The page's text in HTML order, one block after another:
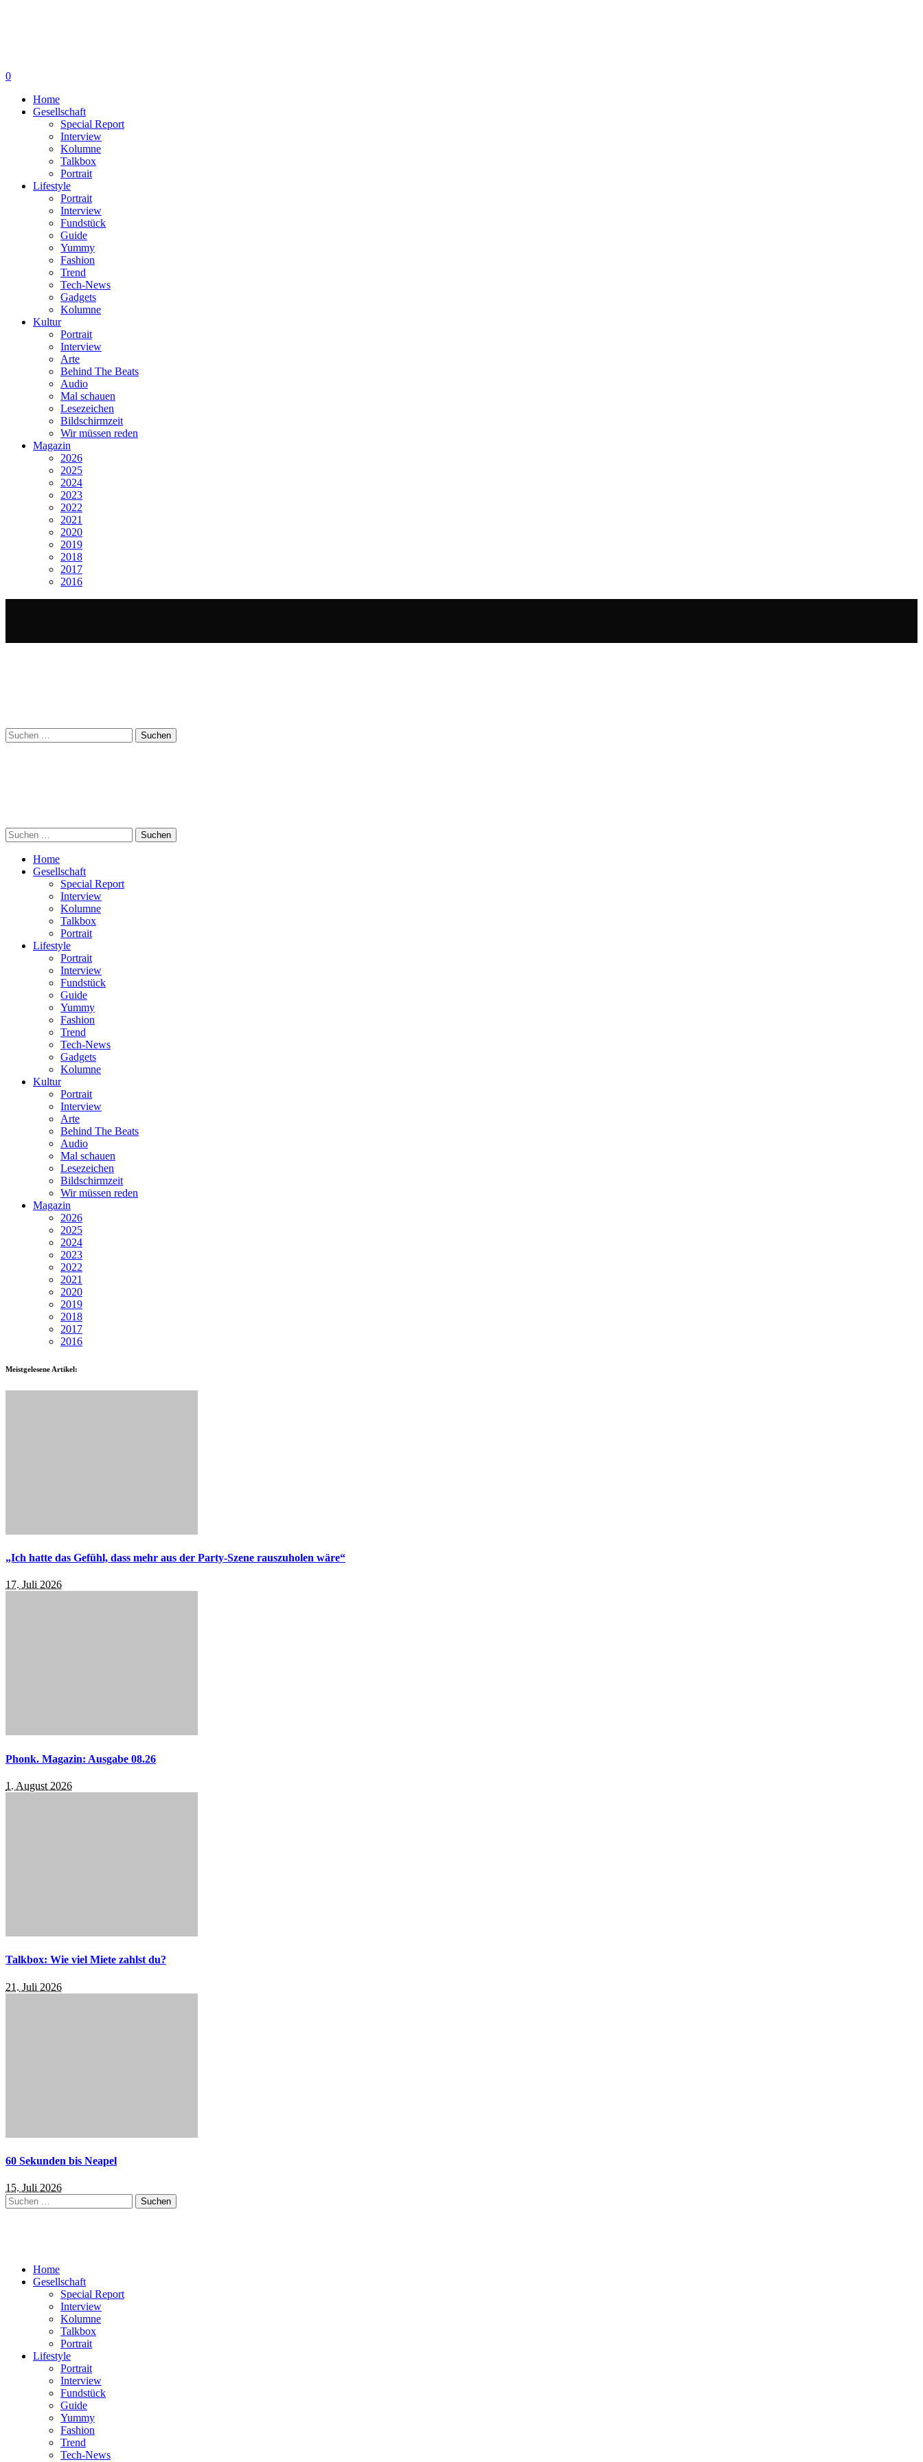
0
Home
Gesellschaft
Special Report
Interview
Kolumne
Talkbox
Portrait
Lifestyle
Portrait
Interview
Fundstück
Guide
Yummy
Fashion
Trend
Tech-News
Gadgets
Kolumne
Kultur
Portrait
Interview
Arte
Behind The Beats
Audio
Mal schauen
Lesezeichen
Bildschirmzeit
Wir müssen reden
Magazin
2026
2025
2024
2023
2022
2021
2020
2019
2018
2017
2016
Suchen
nach:
Suchen
nach:
Home
Gesellschaft
Special Report
Interview
Kolumne
Talkbox
Portrait
Lifestyle
Portrait
Interview
Fundstück
Guide
Yummy
Fashion
Trend
Tech-News
Gadgets
Kolumne
Kultur
Portrait
Interview
Arte
Behind The Beats
Audio
Mal schauen
Lesezeichen
Bildschirmzeit
Wir müssen reden
Magazin
2026
2025
2024
2023
2022
2021
2020
2019
2018
2017
2016
Meistgelesene Artikel:
„Ich hatte das Gefühl, dass mehr aus der Party-Szene rauszuholen wäre“
17. Juli 2026
Phonk. Magazin: Ausgabe 08.26
1. August 2026
Talkbox: Wie viel Miete zahlst du?
21. Juli 2026
60 Sekunden bis Neapel
15. Juli 2026
Suchen
nach:
Home
Gesellschaft
Special Report
Interview
Kolumne
Talkbox
Portrait
Lifestyle
Portrait
Interview
Fundstück
Guide
Yummy
Fashion
Trend
Tech-News